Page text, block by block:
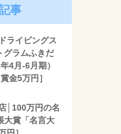
事
ライビングス
グラムふきだ
4月-6月期）
金5万円］
│100万円の名
大賞「名言大